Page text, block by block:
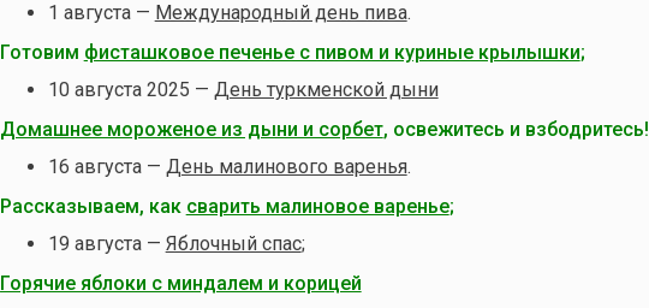
1 августа — Международный день пива.
Готовим фисташковое печенье с пивом и куриные крылышки;
10 августа 2025 — День туркменской дыни
Домашнее мороженое из дыни и сорбет, освежитесь и взбодритесь!
16 августа — День малинового варенья.
Рассказываем, как сварить малиновое варенье;
19 августа — Яблочный спас;
Горячие яблоки с миндалем и корицей